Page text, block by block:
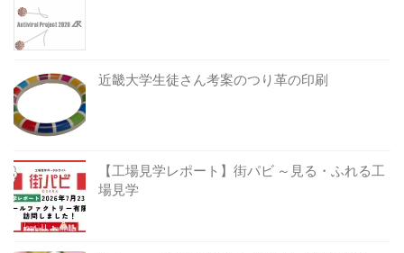
近畿大学生徒さん考案のつり革の印刷
【工場見学レポート】街パビ ～見る・ふれる工
場見学